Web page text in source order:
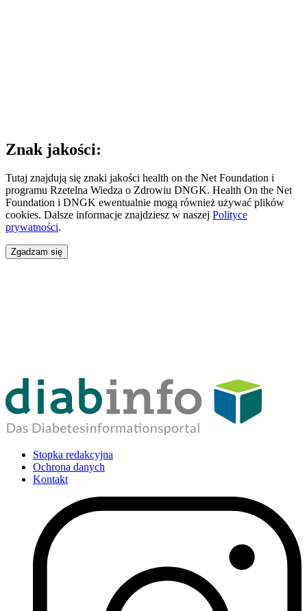
Znak jakości:
Tutaj znajdują się znaki jakości health on the Net Foundation i
programu Rzetelna Wiedza o Zdrowiu DNGK. Health On the Net
Foundation i DNGK ewentualnie mogą również używać plików
cookies. Dalsze informacje znajdziesz w naszej Polityce
prywatności.
Zgadzam się
Stopka redakcyjna
Ochrona danych
Kontakt